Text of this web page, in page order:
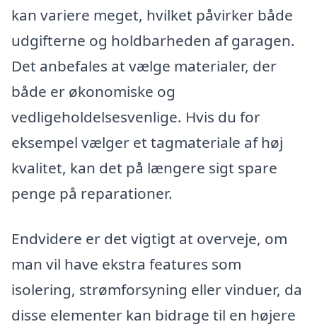
kan variere meget, hvilket påvirker både
udgifterne og holdbarheden af garagen.
Det anbefales at vælge materialer, der
både er økonomiske og
vedligeholdelsesvenlige. Hvis du for
eksempel vælger et tagmateriale af høj
kvalitet, kan det på længere sigt spare
penge på reparationer.
Endvidere er det vigtigt at overveje, om
man vil have ekstra features som
isolering, strømforsyning eller vinduer, da
disse elementer kan bidrage til en højere